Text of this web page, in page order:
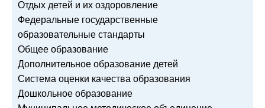
Отдых детей и их оздоровление
Федеральные государственные
образовательные стандарты
Общее образование
Дополнительное образование детей
Система оценки качества образования
Дошкольное образование